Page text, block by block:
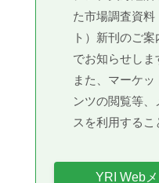
た市場調査資
ト）新刊のご
でお知らせしま
また、マーケ
ンツの閲覧等
スを利用するこ
YRI Web